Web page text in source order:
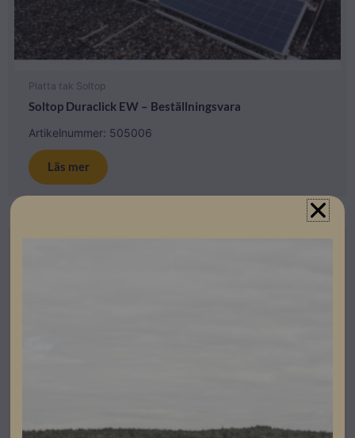
Platta tak Soltop
Soltop Duraclick EW – Beställningsvara
Artikelnummer: 505006
Läs mer